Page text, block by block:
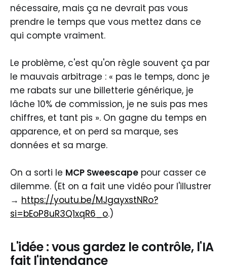
nécessaire, mais ça ne devrait pas vous
prendre le temps que vous mettez dans ce
qui compte vraiment.
Le problème, c'est qu'on règle souvent ça par
le mauvais arbitrage : « pas le temps, donc je
me rabats sur une billetterie générique, je
lâche 10% de commission, je ne suis pas mes
chiffres, et tant pis ». On gagne du temps en
apparence, et on perd sa marque, ses
données et sa marge.
On a sorti le MCP Sweescape pour casser ce
dilemme. (Et on a fait une vidéo pour l'illustrer
→ https://youtu.be/MJgayxstNRo?
si=bEoP8uR3Q1xqR6_o.)
L'idée : vous gardez le contrôle, l'IA
fait l'intendance